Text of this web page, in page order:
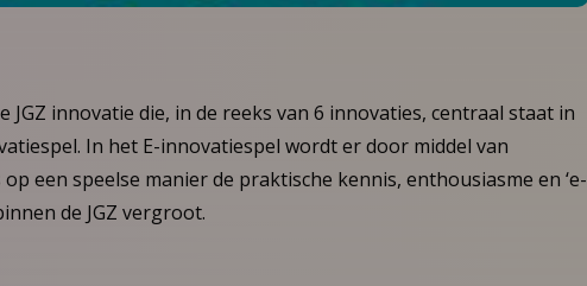
JGZ innovatie die, in de reeks van 6 innovaties, centraal staat in
In het E-innovatiespel wordt er door middel van
een speelse manier de praktische kennis, enthousiasme en ‘e-
de JGZ vergroot.